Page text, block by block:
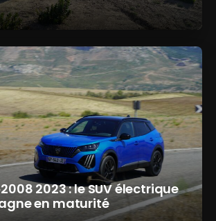
2023 : le SUV électrique
en maturité